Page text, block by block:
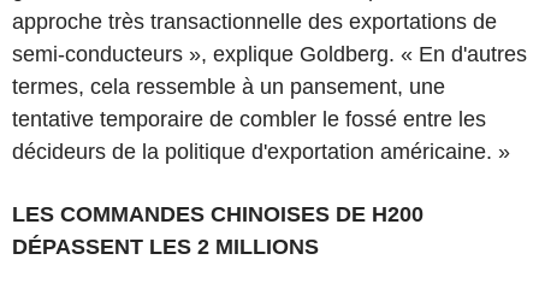
approche très transactionnelle des exportations de
semi-conducteurs », explique Goldberg. « En d'autres
termes, cela ressemble à un pansement, une
tentative temporaire de combler le fossé entre les
décideurs de la politique d'exportation américaine. »
LES COMMANDES CHINOISES DE H200
DÉPASSENT LES 2 MILLIONS